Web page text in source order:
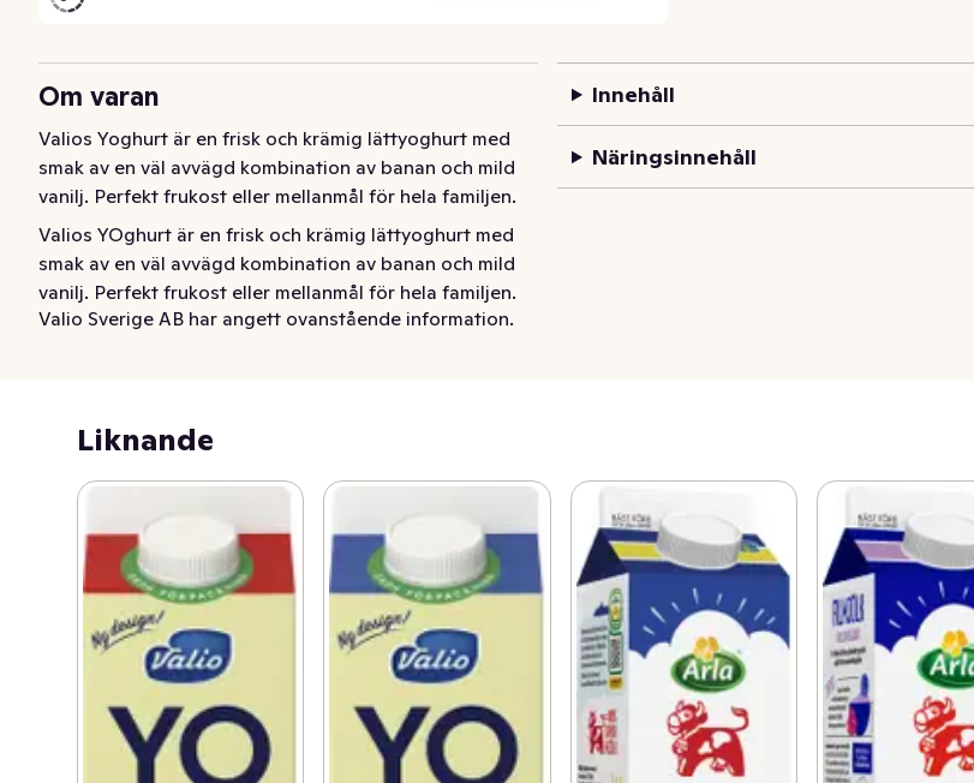
Om varan
Valios Yoghurt är en frisk och krämig lättyoghurt med
smak av en väl avvägd kombination av banan och mild
vanilj. Perfekt frukost eller mellanmål för hela familjen.
Valios YOghurt är en frisk och krämig lättyoghurt med
smak av en väl avvägd kombination av banan och mild
vanilj. Perfekt frukost eller mellanmål för hela familjen.
Valio Sverige AB har angett ovanstående information.
Innehåll
Näringsinnehåll
Liknande